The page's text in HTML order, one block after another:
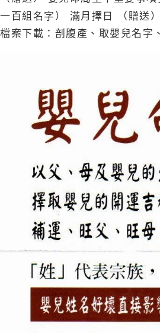
一百組名字） 滿月擇日 （贈送
檔案下載： 剖腹產、取嬰兒名字